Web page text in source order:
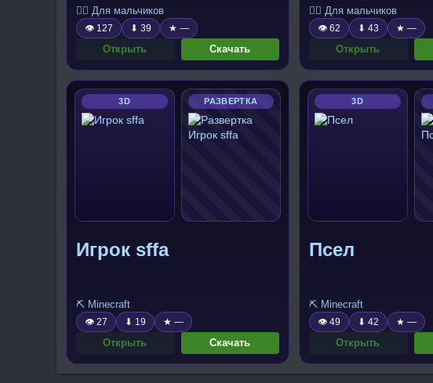
🧍‍♂️ Для мальчиков
👁 127 ⬇ 39 ★ —
Открыть Скачать
🧍‍♂️ Для мальчиков
👁 62 ⬇ 43 ★ —
Открыть
3D РАЗВЕРТКА
Игрок sffa
⛏️ Minecraft
👁 27 ⬇ 19 ★ —
Открыть Скачать
3D
Псел
⛏️ Minecraft
👁 49 ⬇ 42 ★ —
Открыть